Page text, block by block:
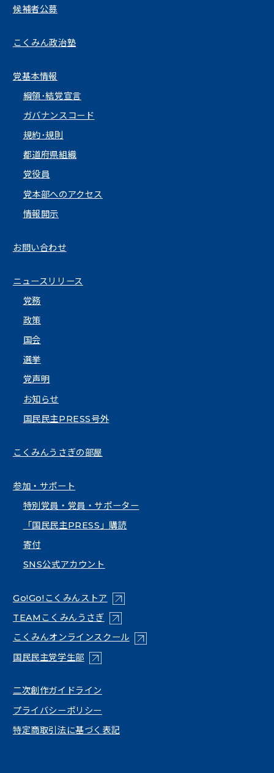
候補者公募
こくみん政治塾
党基本情報
綱領･結党宣言
ガバナンスコード
規約･規則
都道府県組織
党役員
党本部へのアクセス
情報開示
お問い合わせ
ニュースリリース
党務
政策
国会
選挙
党声明
お知らせ
国民民主PRESS号外
こくみんうさぎの部屋
参加・サポート
特別党員・党員・サポーター
「国民民主PRESS」購読
寄付
SNS公式アカウント
Go!Go!こくみんストア （新しいタブで開く）
TEAMこくみんうさぎ（新しいタブで開く）
こくみんオンラインスクール（新しいタブで開く）
国民民主党学生部（新しいタブで開く）
二次創作ガイドライン
プライバシーポリシー
特定商取引法に基づく表記